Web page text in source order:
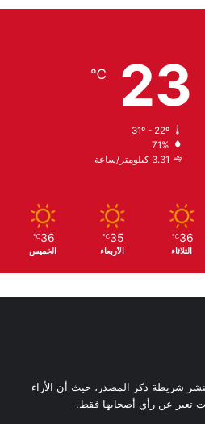
23
℃
31º - 22º
71%
3.31 كيلومتر/ساعة
36
℃
الثلاثاء
35
℃
الأربعاء
36
℃
الخميس
شريطة ذكر المصدر، حيث أن الأراء
تعبر عن رأي أصحابها فقط.